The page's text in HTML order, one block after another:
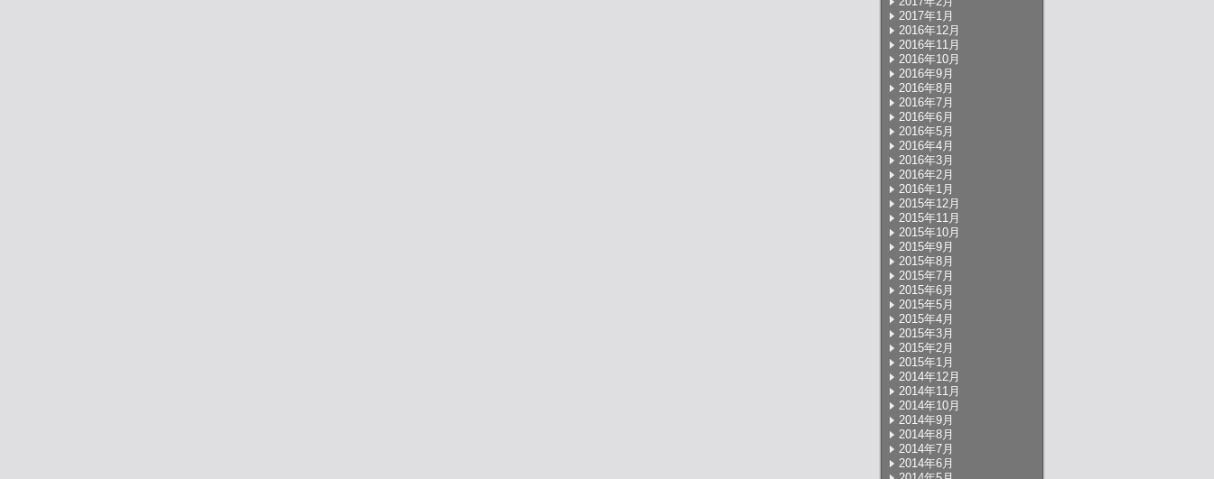
2017年1月
2016年12月
2016年11月
2016年10月
2016年9月
2016年8月
2016年7月
2016年6月
2016年5月
2016年4月
2016年3月
2016年2月
2016年1月
2015年12月
2015年11月
2015年10月
2015年9月
2015年8月
2015年7月
2015年6月
2015年5月
2015年4月
2015年3月
2015年2月
2015年1月
2014年12月
2014年11月
2014年10月
2014年9月
2014年8月
2014年7月
2014年6月